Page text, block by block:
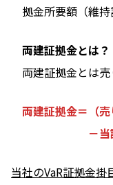
拠金所要額（維持
両建証拠金とは？
両建証拠金とは
両建証拠金＝（
－当該建玉
当社のVaR証拠金掛